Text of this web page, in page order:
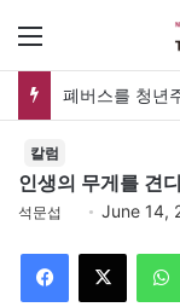
메뉴
칼럼
인생의 무게를 견
석문섭 June 14,
Facebook
X